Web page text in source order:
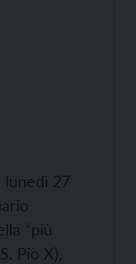
lunedì 27
“più
Pio X),